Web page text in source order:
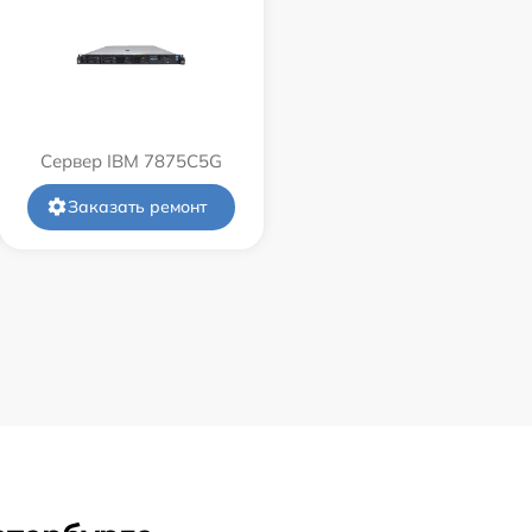
Сервер IBM 7875C5G
Заказать ремонт